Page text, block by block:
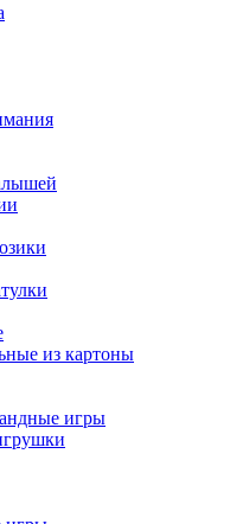
из картоны
игры